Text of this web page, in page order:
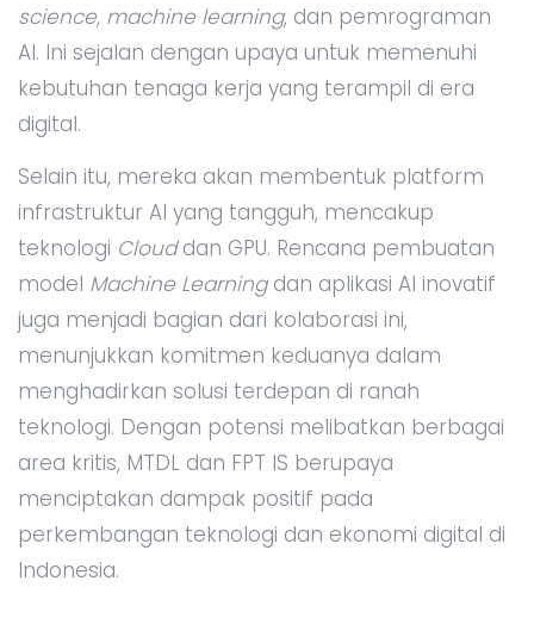
science, machine learning, dan pemrograman
AI. Ini sejalan dengan upaya untuk memenuhi
kebutuhan tenaga kerja yang terampil di era
digital.
Selain itu, mereka akan membentuk platform
infrastruktur AI yang tangguh, mencakup
teknologi Clouddan GPU. Rencana pembuatan
model Machine Learningdan aplikasi AI inovatif
juga menjadi bagian dari kolaborasi ini,
menunjukkan komitmen keduanya dalam
menghadirkan solusi terdepan di ranah
teknologi. Dengan potensi melibatkan berbagai
area kritis, MTDL dan FPT IS berupaya
menciptakan dampak positif pada
perkembangan teknologi dan ekonomi digital di
Indonesia.